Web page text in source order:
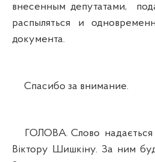
внесенным депутатами,
распыляться и
документа.
Спасибо за внимание.
ГОЛОВА. Слово надається
Віктору Шишкіну. За ним